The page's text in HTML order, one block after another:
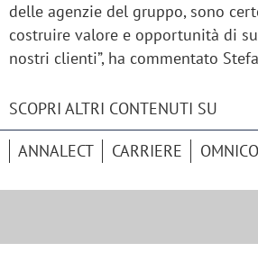
delle agenzie del gruppo, sono
costruire valore e opportunità di
nostri clienti”, ha commentato
SCOPRI ALTRI CONTENUTI SU
ANNALECT CARRIERE